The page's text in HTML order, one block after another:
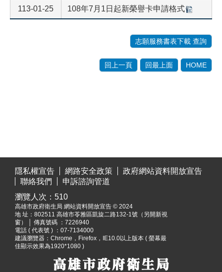
113-01-25 108年7月1日起新榮譽卡申請格式
志願服務書表下載 查詢
回上一頁 回最上面 HOME
隱私權宣告
網路安全政策
政府網站資料開放宣告
聯絡我們
申訴諮詢管道
瀏覽人次： 510
高雄市政府衛生局 網站資料開放宣告 © 2024
地 址： 802511 高雄市苓雅區凱旋二路132-1號（另開新視
窗）
│ 傳真號碼 ：7226940
電話 ( 代表號 ) ：07-7134000
建議瀏覽器：Chrome，Firefox，IE10.0以上版本 ( 螢幕最
佳顯示效果為1920*1080 )